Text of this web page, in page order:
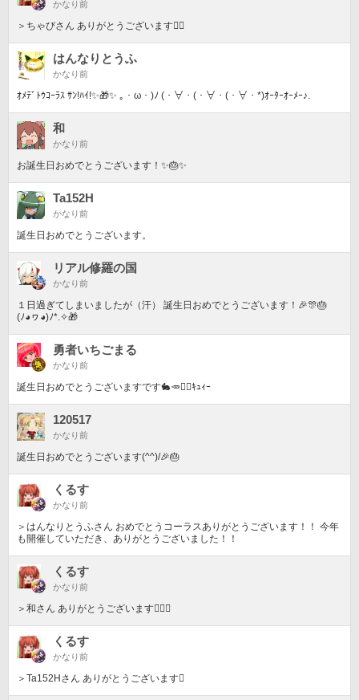
かなり前
＞ちゃびさん ありがとうございます󾌶️󾭠
はんなりとうふ
かなり前
ｵﾒﾃﾞﾄｳｺｰﾗｽ ｻﾝ!ﾊｲ!✨🎁✨ ｡・ω・)ﾉ (・∀・(・∀・(・∀・*)ｵｰﾀｰｵｰﾒｰ♪.
和
かなり前
お誕生日おめでとうございます！✨🎂✨
Ta152H
かなり前
誕生日おめでとうございます。
リアル修羅の国
かなり前
１日過ぎてしまいましたが（汗） 誕生日おめでとうございます！🎉🎊🎂
(⁠ﾉ⁠◕⁠ヮ⁠◕⁠)⁠ﾉ⁠*⁠.⁠✧🎁
勇者いちごまる
かなり前
誕生日おめでとうございますです🐇🥕󾁓󾀔ｷｭｨｰ
120517
かなり前
誕生日おめでとうございます(^^)/🎉🎂
くるす
かなり前
＞はんなりとうふさん おめでとうコーラスありがとうございます！！ 今年
も開催していただき、ありがとうございました！！
くるす
かなり前
＞和さん ありがとうございます󾭠󾔑󾌶️
くるす
かなり前
＞Ta152Hさん ありがとうございます󾭠